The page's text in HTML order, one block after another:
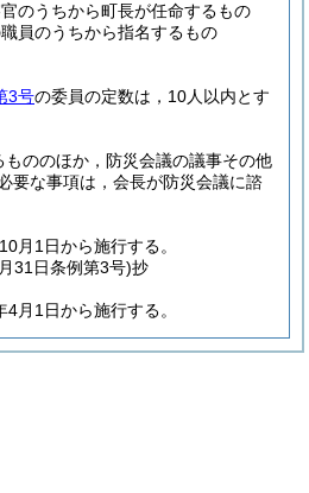
のうちから町長が任命するもの
員のうちから指名するもの
3号の委員の定数は，10人以内とす
もののほか，防災会議の議事その他
要な事項は，会長が防災会議に諮
月1日から施行する。
31日条例第3号)抄
月1日から施行する。